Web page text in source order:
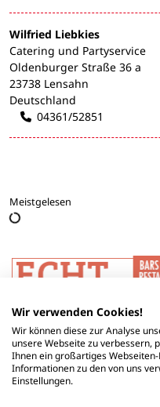
Wilfried Liebkies
Catering und Partyservice
Oldenburger Straße 36 a
23738 Lensahn
Deutschland
04361/52851
Meistgelesen
Wir verwenden Cookies!
Wir können diese zur Analyse
unsere Webseite zu verbessern,
Ihnen ein großartiges
Informationen zu den von uns
Einstellungen.